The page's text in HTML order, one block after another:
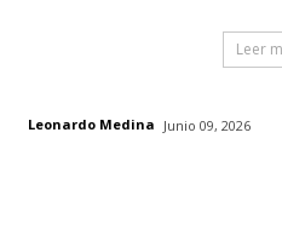
Leer
Leonardo Medina Junio 09, 2026